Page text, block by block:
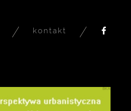
kontakt fb